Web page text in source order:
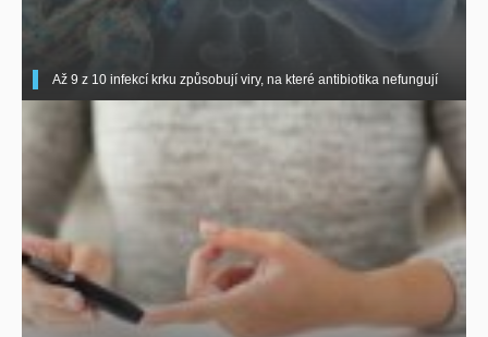
Až 9 z 10 infekcí krku způsobují viry, na které antibiotika nefungují